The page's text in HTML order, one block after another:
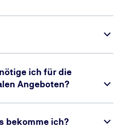
ich für die
Angeboten?
bekomme ich?